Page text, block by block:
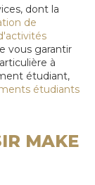
dont la
de
vous garantir
à
étudiant,
étudiants
MAKE